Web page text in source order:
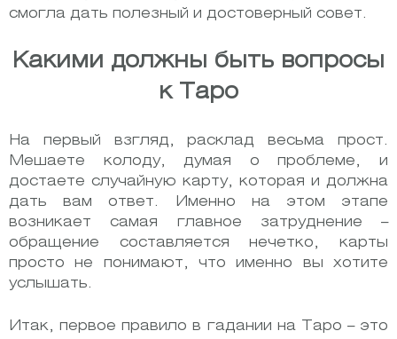
смогла дать полезный и достоверный совет.
Какими должны быть вопросы
к Таро
На первый взгляд, расклад весьма прост.
Мешаете колоду, думая о проблеме, и
достаете случайную карту, которая и должна
дать вам ответ. Именно на этом этапе
возникает самая главное затруднение –
обращение составляется нечетко, карты
просто не понимают, что именно вы хотите
услышать.
Итак, первое правило в гадании на Таро – это